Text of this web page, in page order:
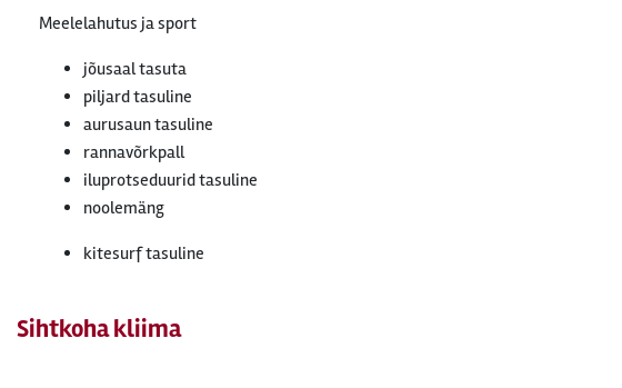
Meelelahutus ja sport
jõusaal tasuta
piljard tasuline
aurusaun tasuline
rannavõrkpall
iluprotseduurid tasuline
noolemäng
kitesurf tasuline
Sihtkoha kliima